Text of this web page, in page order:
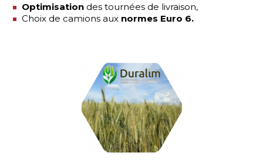
Optimisation des tournées de livraison,
Choix de camions aux normes Euro 6.